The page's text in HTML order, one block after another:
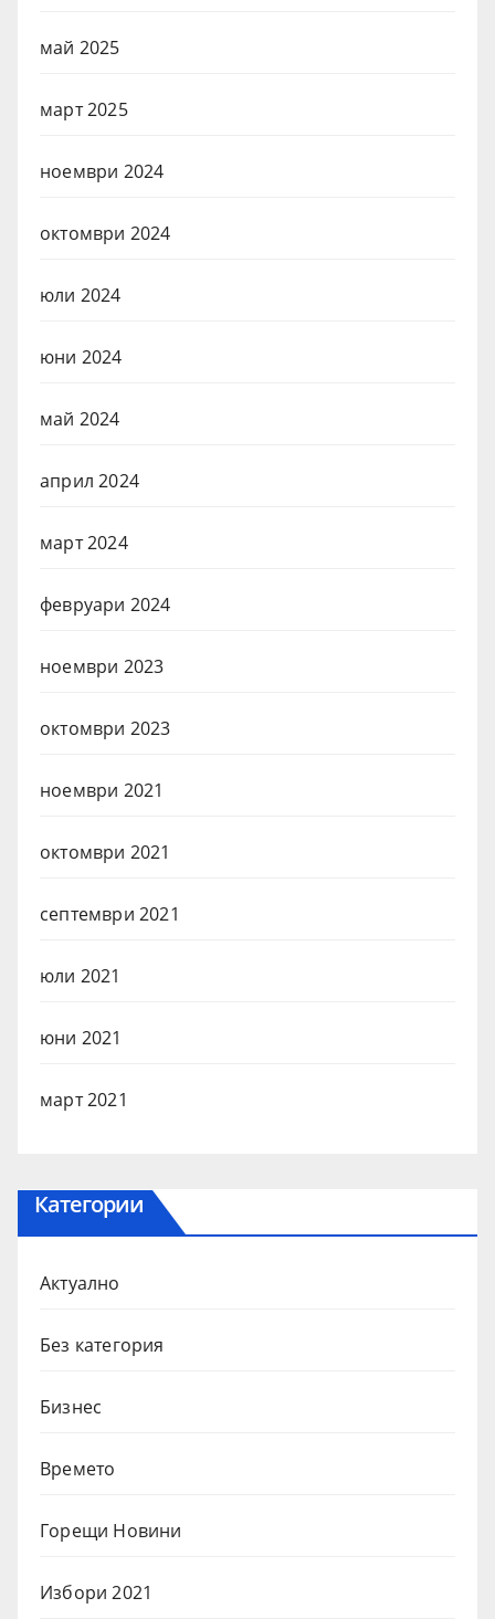
май 2025
март 2025
ноември 2024
октомври 2024
юли 2024
юни 2024
май 2024
април 2024
март 2024
февруари 2024
ноември 2023
октомври 2023
ноември 2021
октомври 2021
септември 2021
юли 2021
юни 2021
март 2021
Категории
Актуално
Без категория
Бизнес
Времето
Горещи Новини
Избори 2021